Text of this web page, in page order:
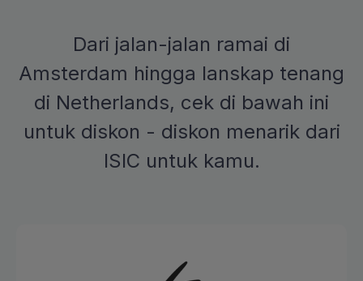
Dari jalan-jalan ramai di
Amsterdam hingga lanskap tenang
di Netherlands, cek di bawah ini
untuk diskon - diskon menarik dari
ISIC untuk kamu.